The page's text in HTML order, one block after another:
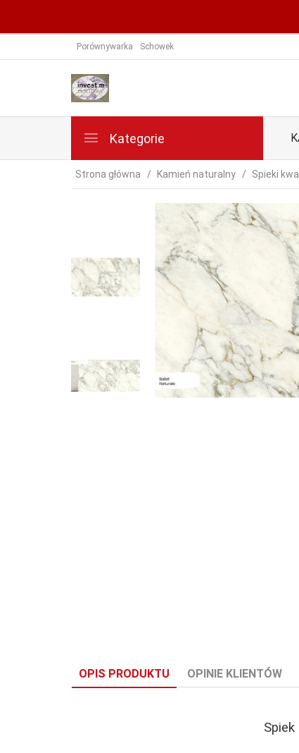
Porównywarka Schowek
Kategorie
Strona główna Kamień naturalny Spieki
OPIS PRODUKTU OPINIE KLIENTÓW